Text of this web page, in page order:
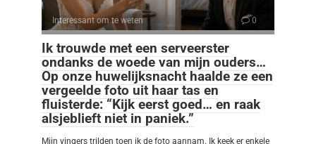
Interessant om te weten 0
Ik trouwde met een serveerster
ondanks de woede van mijn ouders…
Op onze huwelijksnacht haalde ze een
vergeelde foto uit haar tas en
fluisterde: “Kijk eerst goed… en raak
alsjeblieft niet in paniek.”
Mijn vingers trilden toen ik de foto aannam. Ik keek er enkele